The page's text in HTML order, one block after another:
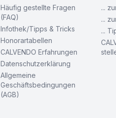
Häufig gestellte Fragen
(FAQ)
Infothek/Tipps & Tricks
Honorartabellen
CALVENDO Erfahrungen
Datenschutzerklärung
Allgemeine
Geschäftsbedingungen
(AGB)
...
...
...